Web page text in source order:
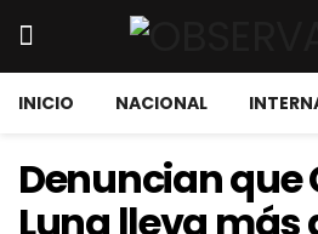
INICIO NACIONAL
Denuncian que
Luna lleva más